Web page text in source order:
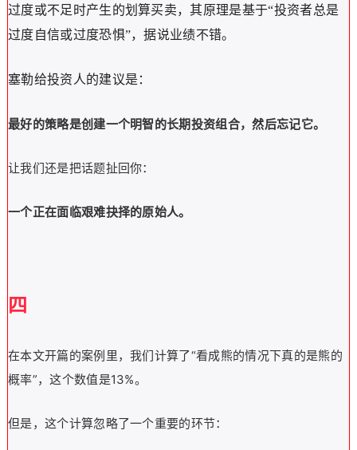
过度或不足时产生的划算买卖，其原理是基于“投资者总是
过度自信或过度恐惧”，据说业绩不错。
塞勒给投资人的建议是：
最好的策略是创建一个明智的长期投资组合，然后忘记它。
让我们还是把话题扯回你：
一个正在面临艰难抉择的原始人。
四
在本文开篇的案例里，我们计算了“看成熊的情况下真的是熊的
概率”，这个数值是13%。
但是，这个计算忽略了一个重要的环节：